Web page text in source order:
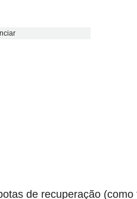
de recuperação